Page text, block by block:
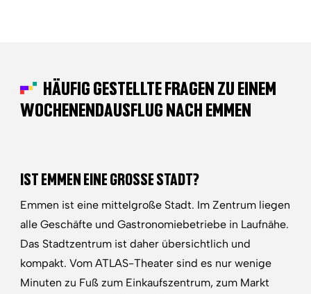
HÄUFIG GESTELLTE FRAGEN ZU EINEM
WOCHENENDAUSFLUG NACH EMMEN
IST EMMEN EINE GROSSE STADT?
Emmen ist eine mittelgroße Stadt. Im Zentrum liegen
alle Geschäfte und Gastronomiebetriebe in Laufnähe.
Das Stadtzentrum ist daher übersichtlich und
kompakt. Vom ATLAS-Theater sind es nur wenige
Minuten zu Fuß zum Einkaufszentrum, zum Markt